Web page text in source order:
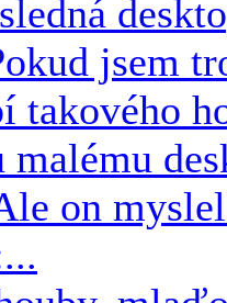
jsem
takového
malému
on